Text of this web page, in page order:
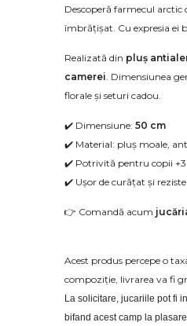
Descoperă farmecul arctic
îmbrățișat. Cu expresia ei
Realizată din pluș
camerei . Dimensiunea
florale și seturi cadou.
✔️ Dimensiune: 50 cm
✔️ Material: pluș moale,
✔️ Potrivită pentru copii +3
✔️ Ușor de curățat și
👉 Comandă acum
Acest produs percepe o
compoziție, livrarea va fi
La solicitare, jucariile pot fi
bifand acest camp la